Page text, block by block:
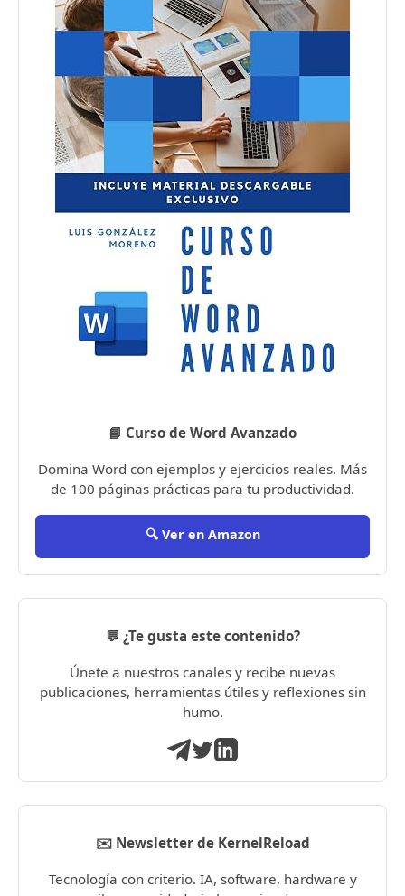
📘 Curso de Word Avanzado
Domina Word con ejemplos y ejercicios reales. Más
de 100 páginas prácticas para tu productividad.
🔍 Ver en Amazon
💬 ¿Te gusta este contenido?
Únete a nuestros canales y recibe nuevas
publicaciones, herramientas útiles y reflexiones sin
humo.
✉️ Newsletter de KernelReload
Tecnología con criterio. IA, software, hardware y